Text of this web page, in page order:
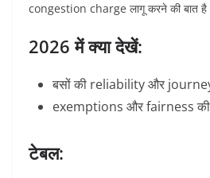
congestion charge लागू करने की बात
2026 में क्या देखें:
बसों की reliability और
exemptions और fairness की
टेबल: